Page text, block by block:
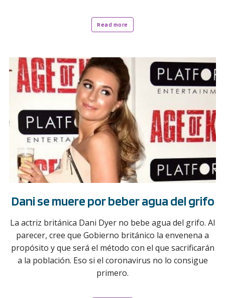
Read more
Dani se muere por beber agua del grifo
La actriz británica Dani Dyer no bebe agua del grifo. Al
parecer, cree que Gobierno británico la envenena a
propósito y que será el método con el que sacrificarán
a la población. Eso si el coronavirus no lo consigue
primero.